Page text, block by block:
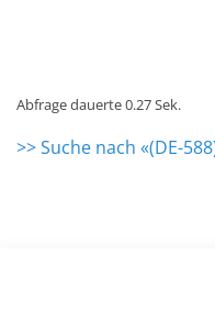
Abfrage dauerte 0.27 Sek.
>> Suche nach «(DE-